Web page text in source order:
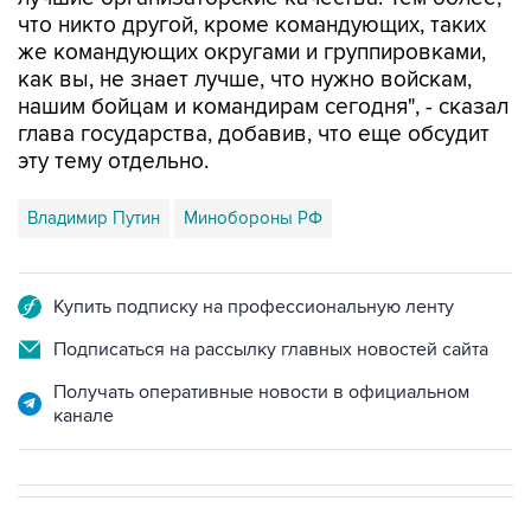
что никто другой, кроме командующих, таких
же командующих округами и группировками,
как вы, не знает лучше, что нужно войскам,
нашим бойцам и командирам сегодня", - сказал
глава государства, добавив, что еще обсудит
эту тему отдельно.
Владимир Путин Минобороны РФ
Купить подписку на профессиональную ленту
Подписаться на рассылку главных новостей сайта
Получать оперативные новости в официальном
канале